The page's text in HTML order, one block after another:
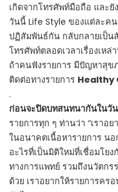
เกิดจากโทรศัพท์มือถือ และยั
วันนี้ Life Style ของแต่ละคน
ปฏิสัมพันธ์กัน กลับกลายเป็น
โทรศัพท์ตลอดเวลาเรื่องเหล่
ถ้าคนฟังรายการ มีปัญหาสุข
ติดต่อทางรายการ Healthy
.
ก่อนจะปิดบทสนทนากันในวั
รายการทุก ๆ ท่านว่า “เราอ
ในอนาคตเนื้อหารายการ นอ
อะไรที่เป็นมิติใหม่ที่เชื่อมโย
ทางการแพทย์ รวมถึงนวัตก
ด้วย เราอยากให้รายการค